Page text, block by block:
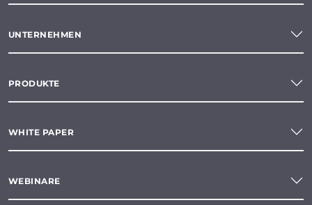
UNTERNEHMEN
PRODUKTE
WHITE PAPER
WEBINARE